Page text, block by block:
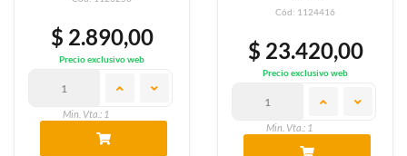
$ 23.420,00
$ 28.720,00
Precio exclusivo web